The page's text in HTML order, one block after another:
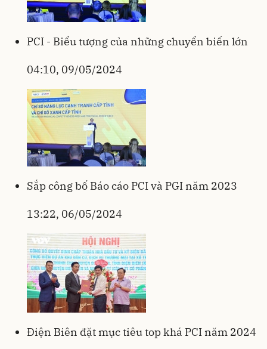
PCI - Biểu tượng của những chuyển biến lớn
04:10, 09/05/2024
Sắp công bố Báo cáo PCI và PGI năm 2023
13:22, 06/05/2024
Điện Biên đặt mục tiêu top khá PCI năm 2024